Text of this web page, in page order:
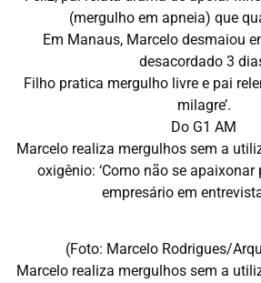
(mergulho em apneia) que
Em Manaus, Marcelo desmaiou
desacordado 3
Filho pratica mergulho livre e pai
milagre’.
Do G1 AM
Marcelo realiza mergulhos sem a
oxigênio: ‘Como não se apaixonar
empresário em
(Foto: Marcelo Rodrigues/
Marcelo realiza mergulhos sem a